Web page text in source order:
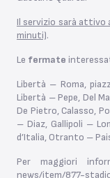
Il servizio sarà attivo
minuti).
Le fermate
Libertà – Roma,
Libertà – Pepe, Del
De Pietro, Calasso,
– Diaz, Gallipoli –
d’Italia, Otranto –
Per maggiori
news/item/877-